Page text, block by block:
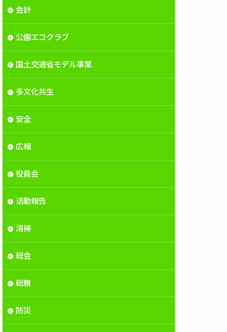
会計
公園エコクラブ
国土交通省モデル事業
多文化共生
安全
広報
役員会
活動報告
清掃
総会
総務
防災